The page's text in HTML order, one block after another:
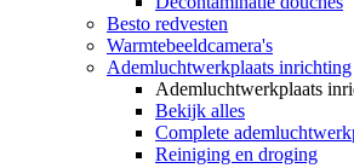
Besto redvesten
Warmtebeeldcamera's
Ademluchtwerkplaats inrichting
Ademluchtwerkplaats
Bekijk alles
Complete
Reiniging en droging